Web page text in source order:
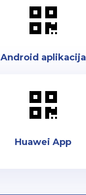

Android aplikacija

Huawei App